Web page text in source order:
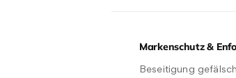
Markenschutz &
Beseitigung